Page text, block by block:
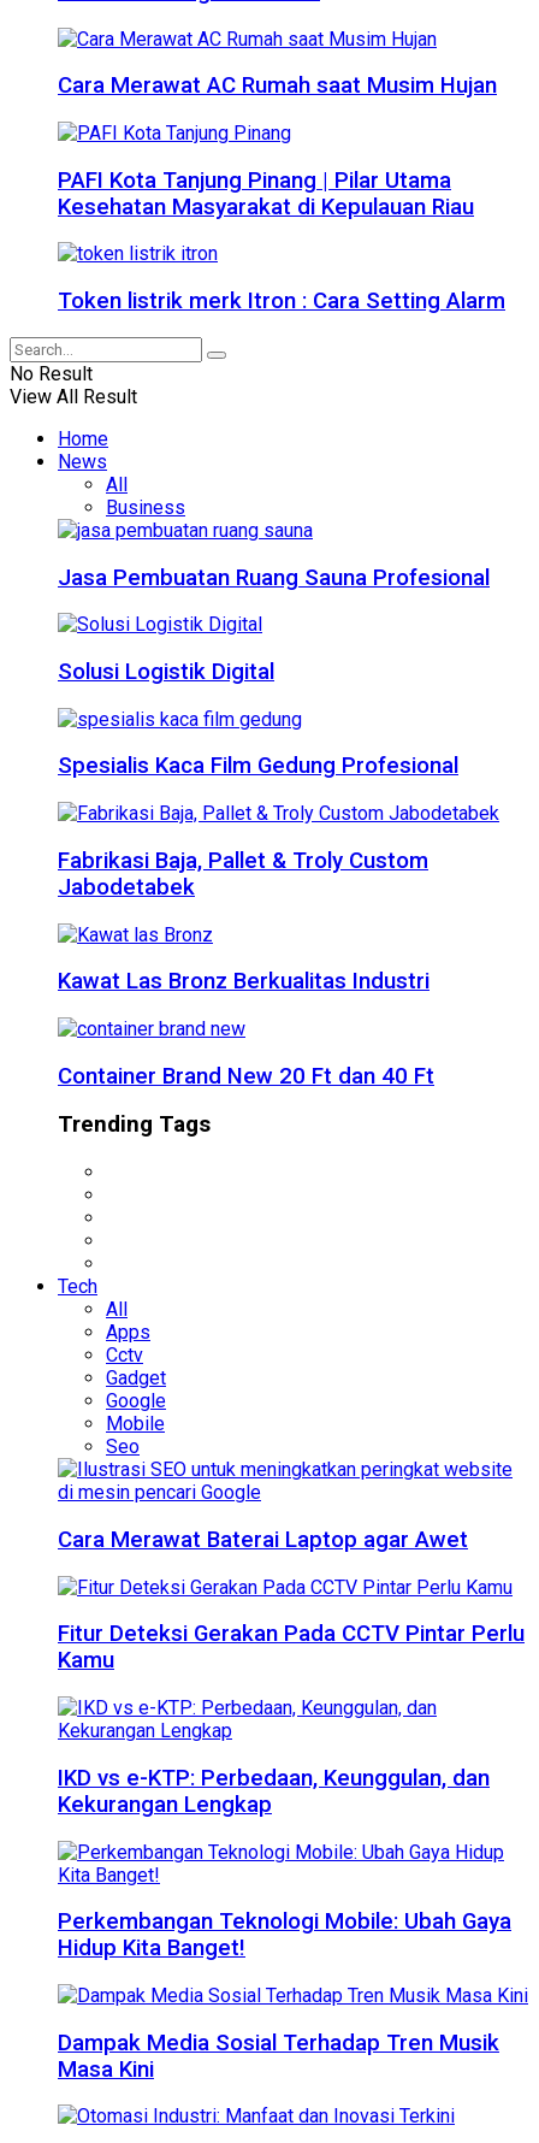
Cara Merawat AC Rumah saat Musim Hujan
PAFI Kota Tanjung Pinang | Pilar Utama
Kesehatan Masyarakat di Kepulauan Riau
Token listrik merk Itron : Cara Setting Alarm
No Result
View All Result
Home
News
All
Business
Jasa Pembuatan Ruang Sauna Profesional
Solusi Logistik Digital
Spesialis Kaca Film Gedung Profesional
Fabrikasi Baja, Pallet & Troly Custom
Jabodetabek
Kawat Las Bronz Berkualitas Industri
Container Brand New 20 Ft dan 40 Ft
Trending Tags
Tech
All
Apps
Cctv
Gadget
Google
Mobile
Seo
Cara Merawat Baterai Laptop agar Awet
Fitur Deteksi Gerakan Pada CCTV Pintar Perlu
Kamu
IKD vs e-KTP: Perbedaan, Keunggulan, dan
Kekurangan Lengkap
Perkembangan Teknologi Mobile: Ubah Gaya
Hidup Kita Banget!
Dampak Media Sosial Terhadap Tren Musik
Masa Kini